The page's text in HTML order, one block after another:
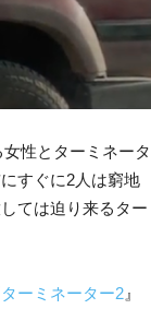
性とターミネータ
すぐに2人は窮地
ては迫り来るター
ターミネーター2 』